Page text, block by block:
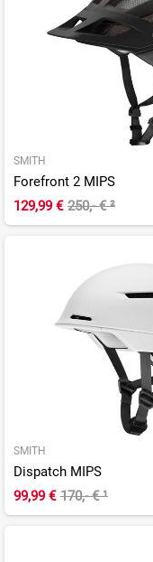
SMITH
Forefront 2 MIPS
129,99 € 250,- €²
SMITH
Dispatch MIPS
99,99 € 170,- €¹